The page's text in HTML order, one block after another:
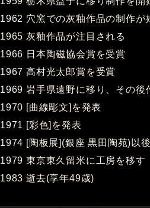
1962 穴窯での灰釉作品の制作が
1965 灰釉作品が注目される
1966 日本陶磁協会賞を受賞
1967 高村光太郎賞を受賞
1969 岩手県遠野に移り、その後
1970 [曲線彫文]を発表
1971 [彩色]を発表
1974 [陶板展](銀座 黒田陶苑)以
1979 東京東久留米に工房を移す
1983 逝去(享年49歳)